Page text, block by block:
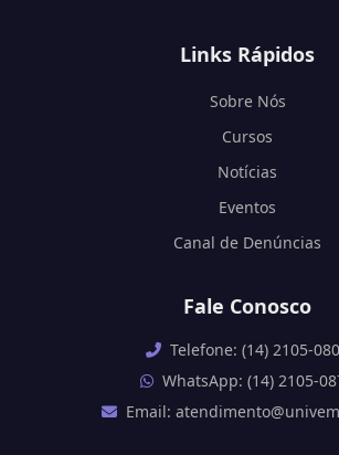
Links Rápidos
Sobre Nós
Cursos
Notícias
Eventos
Canal de Denúncias
Fale Conosco
Telefone: (14) 2105-
WhatsApp: (14) 2105-
Email: